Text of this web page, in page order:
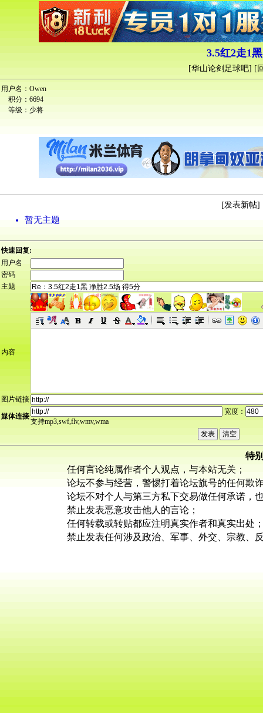
3.5红2走1
[华山论剑足球吧] [
用户名： Owen
积分： 6694
等级： 少将
[发表新帖]
暂无主题
快速回复:
用户名
密码
主题
内容
图片链接
媒体连接
宽度：
支持mp3,swf,flv,wmv,wma
特
任何言论纯属作者个人观点，与本站无关；
论坛不参与经营，警惕打着论坛旗号的任何欺
论坛不对个人与第三方私下交易做任何承诺，
禁止发表恶意攻击他人的言论；
任何转载或转贴都应注明真实作者和真实出处
禁止发表任何涉及政治、军事、外交、宗教、